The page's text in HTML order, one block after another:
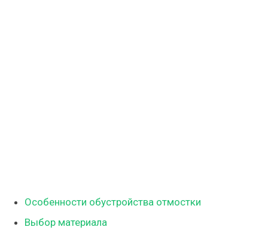
Особенности обустройства отмостки
Выбор материала